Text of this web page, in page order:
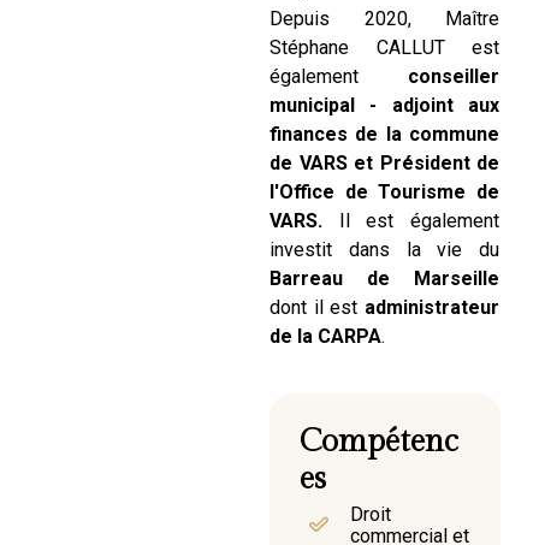
Depuis 2020, Maître
Stéphane CALLUT est
également conseiller
municipal - adjoint aux
finances de la commune
de VARS et Président de
l'Office de Tourisme de
VARS. Il est également
investit dans la vie du
Barreau de Marseille
dont il est administrateur
de la CARPA.
Compétenc
es
Droit
commercial et